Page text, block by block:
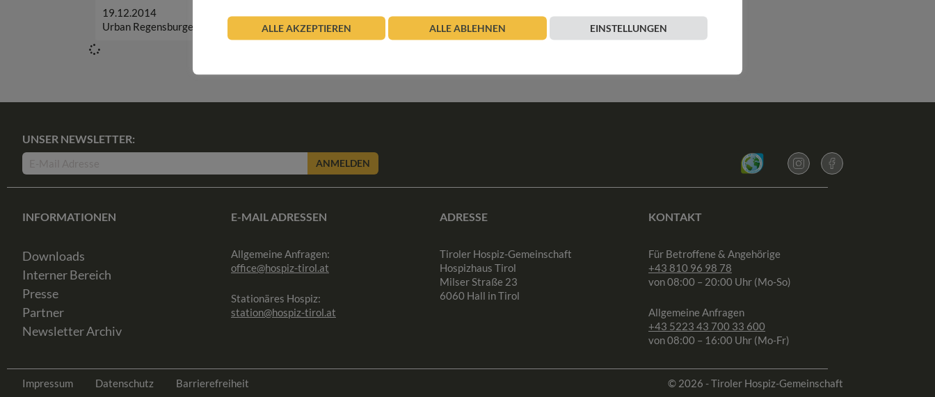
19.12.2014
Urban Regensburger
Beitrag lesen
UNSER NEWSLETTER:
ANMELDEN
INFORMATIONEN
Downloads
Interner Bereich
Presse
Partner
Newsletter Archiv
E-MAIL ADRESSEN
Allgemeine Anfragen:
office@hospiz-tirol.at
Stationäres Hospiz:
station@hospiz-tirol.at
ADRESSE
Tiroler Hospiz-Gemeinschaft
Hospizhaus Tirol
Milser Straße 23
6060 Hall in Tirol
KONTAKT
Für Betroffene & Angehörige
+43 810 96 98 78
von 08:00 – 20:00 Uhr (Mo-So)
Allgemeine Anfragen
+43 5223 43 700 33 600
von 08:00 – 16:00 Uhr (Mo-Fr)
Impressum Datenschutz Barrierefreiheit © 2026 - Tiroler Hospiz-Gemeinschaft
ALLE AKZEPTIEREN ALLE ABLEHNEN EINSTELLUNGEN